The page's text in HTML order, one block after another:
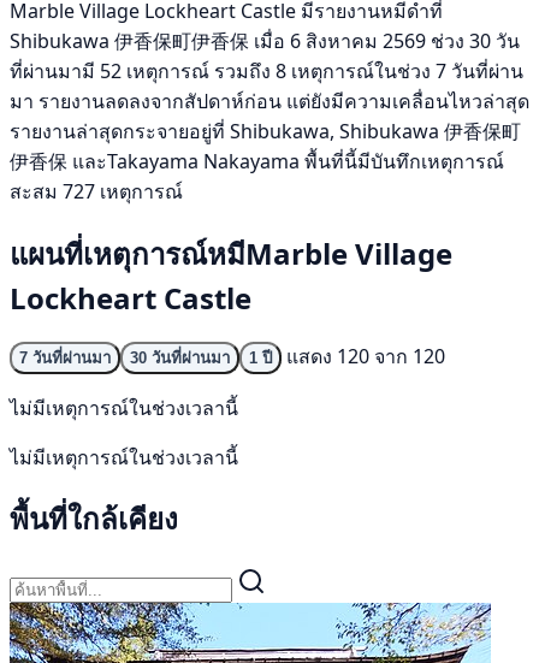
Marble Village Lockheart Castle มีรายงานหมีดำที่
Shibukawa 伊香保町伊香保 เมื่อ 6 สิงหาคม 2569 ช่วง 30 วัน
ที่ผ่านมามี 52 เหตุการณ์ รวมถึง 8 เหตุการณ์ในช่วง 7 วันที่ผ่าน
มา รายงานลดลงจากสัปดาห์ก่อน แต่ยังมีความเคลื่อนไหวล่าสุด
รายงานล่าสุดกระจายอยู่ที่ Shibukawa, Shibukawa 伊香保町
伊香保 และTakayama Nakayama พื้นที่นี้มีบันทึกเหตุการณ์
สะสม 727 เหตุการณ์
แผนที่เหตุการณ์หมีMarble Village
Lockheart Castle
7 วันที่ผ่านมา 30 วันที่ผ่านมา 1 ปี
แสดง 120 จาก 120
ไม่มีเหตุการณ์ในช่วงเวลานี้
ไม่มีเหตุการณ์ในช่วงเวลานี้
พื้นที่ใกล้เคียง